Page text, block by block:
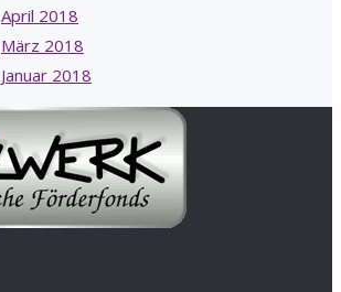
April 2018
März 2018
Januar 2018